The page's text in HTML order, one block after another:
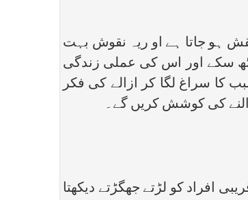
ہو جاتا ہے او ریہ نقوش بہت
سکے اور اس کی عملی زندگی
کا سراغ لگا کر ازالے کی فکر
کی کوشش کریں گے۔
افراد کو لڑتے جھگڑتے دیکھتا